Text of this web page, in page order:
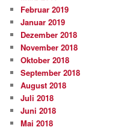
Februar 2019
Januar 2019
Dezember 2018
November 2018
Oktober 2018
September 2018
August 2018
Juli 2018
Juni 2018
Mai 2018